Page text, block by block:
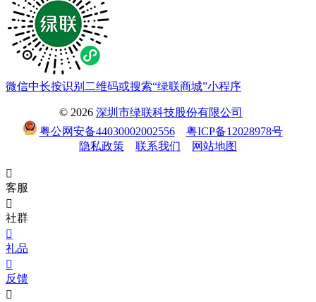
微信中长按识别二维码或搜索“绿联商城”小程序
© 2026 深圳市绿联科技股份有限公司
粤公网安备44030002002556
粤ICP备12028978号
隐私政策
联系我们 网站地图

客服

社群

礼品

反馈
